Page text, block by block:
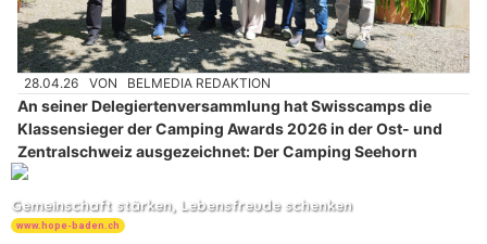
28.04.26 VON BELMEDIA REDAKTION
An seiner Delegiertenversammlung hat Swisscamps die
Klassensieger der Camping Awards 2026 in der Ost- und
Zentralschweiz ausgezeichnet: Der Camping Seehorn
(Egnach), der TCS Camping Sempach und der Camping Bad
Ragaz holen die Auszeichnungen in den Kategorien 5, 4 und
3 Sterne. Den von Pincamp präsentierten Community Award